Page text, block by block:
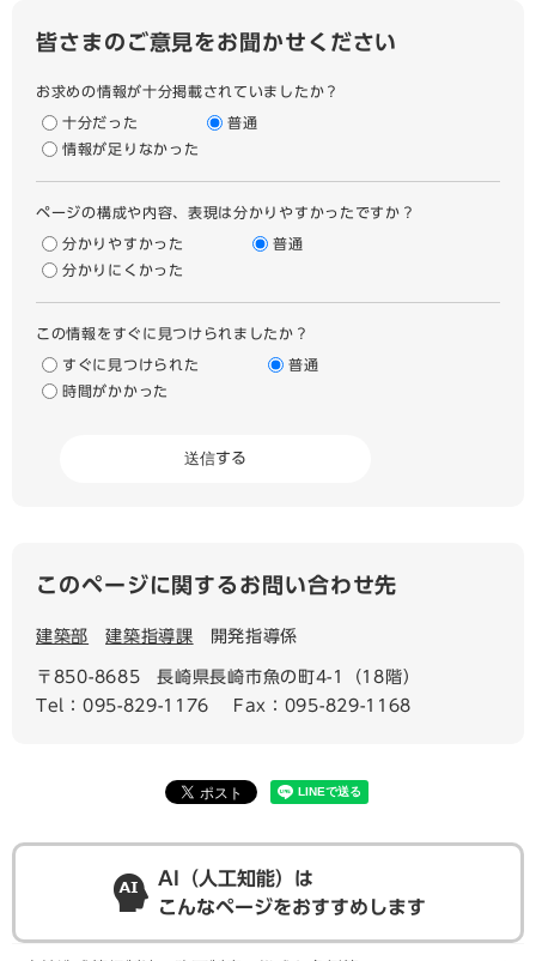
皆さまのご意見をお聞かせください
お求めの情報が十分掲載されていましたか？
十分だった
普通
情報が足りなかった
ページの構成や内容、表現は分かりやすかったですか？
分かりやすかった
普通
分かりにくかった
この情報をすぐに見つけられましたか？
すぐに見つけられた
普通
時間がかかった
このページに関するお問い合わせ先
建築部 建築指導課 開発指導係
〒850-8685
長崎県長崎市魚の町4-1（18階）
Tel：095-829-1176
Fax：095-829-1168
AI（人工知能）は
こんなページをおすすめします